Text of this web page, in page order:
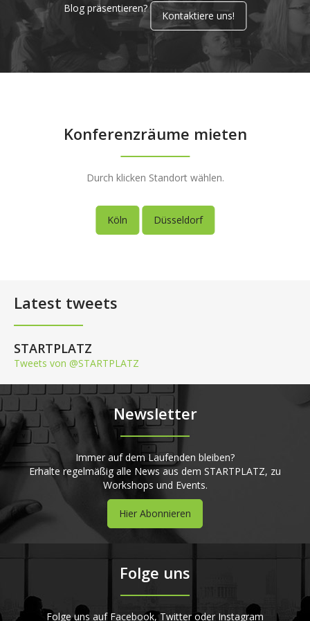
Blog präsentieren?
Kontaktiere uns!
Konferenzräume mieten
Durch klicken Standort wählen.
Köln Düsseldorf
Latest tweets
STARTPLATZ
Tweets von @STARTPLATZ
Newsletter
Immer auf dem Laufenden bleiben?
Erhalte regelmäßig alle News aus dem STARTPLATZ, zu
Workshops und Events.
Hier Abonnieren
Folge uns
Folge uns auf Facebook, Twitter oder Instagram